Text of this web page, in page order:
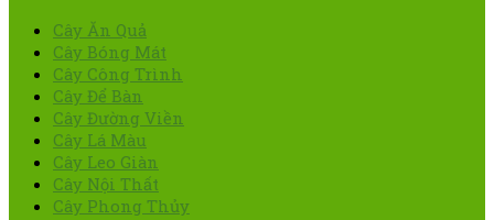
Cây Ăn Quả
Cây Bóng Mát
Cây Công Trình
Cây Để Bàn
Cây Đường Viền
Cây Lá Màu
Cây Leo Giàn
Cây Nội Thất
Cây Phong Thủy